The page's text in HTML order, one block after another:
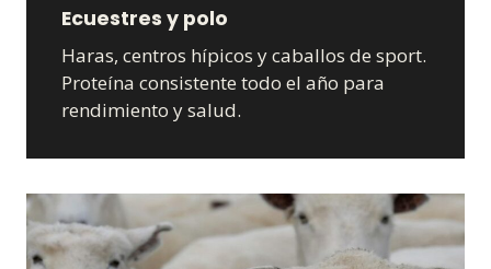
Ecuestres y polo
Haras, centros hípicos y caballos de sport.
Proteína consistente todo el año para
rendimiento y salud.